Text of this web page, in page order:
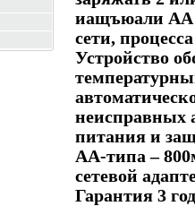
иащъюали АА
сети,
Устройство
неисправных
питания и
АА-типа –
сетевой
Гарантия 3